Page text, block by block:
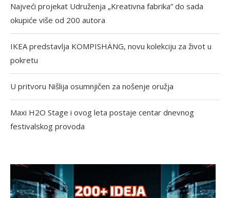
Najveći projekat Udruženja „Kreativna fabrika” do sada
okupiće više od 200 autora
IKEA predstavlja KOMPISHÄNG, novu kolekciju za život u
pokretu
U pritvoru Nišlija osumnjičen za nošenje oružja
Maxi H2O Stage i ovog leta postaje centar dnevnog
festivalskog provoda